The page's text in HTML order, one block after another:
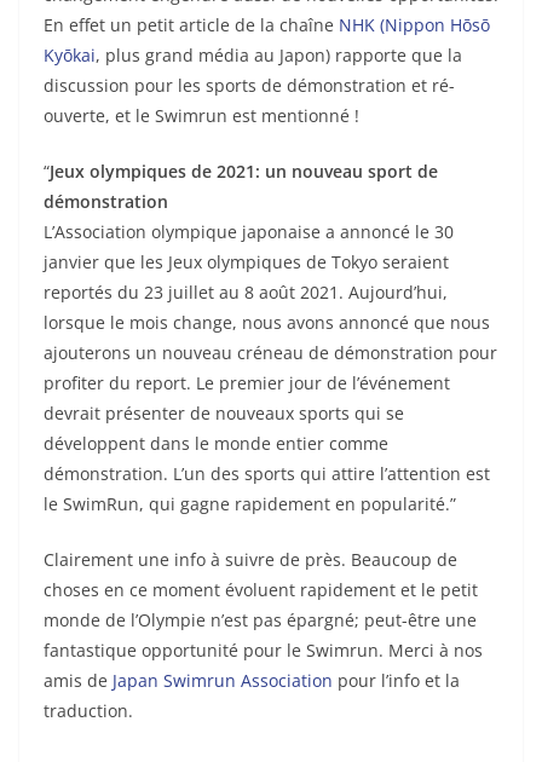
En effet un petit article de la chaîne NHK (Nippon Hōsō
Kyōkai, plus grand média au Japon) rapporte que la
discussion pour les sports de démonstration et ré-
ouverte, et le Swimrun est mentionné !
“Jeux olympiques de 2021: un nouveau sport de
démonstration
L’Association olympique japonaise a annoncé le 30
janvier que les Jeux olympiques de Tokyo seraient
reportés du 23 juillet au 8 août 2021. Aujourd’hui,
lorsque le mois change, nous avons annoncé que nous
ajouterons un nouveau créneau de démonstration pour
profiter du report. Le premier jour de l’événement
devrait présenter de nouveaux sports qui se
développent dans le monde entier comme
démonstration. L’un des sports qui attire l’attention est
le SwimRun, qui gagne rapidement en popularité.”
Clairement une info à suivre de près. Beaucoup de
choses en ce moment évoluent rapidement et le petit
monde de l’Olympie n’est pas épargné; peut-être une
fantastique opportunité pour le Swimrun. Merci à nos
amis de Japan Swimrun Association pour l’info et la
traduction.